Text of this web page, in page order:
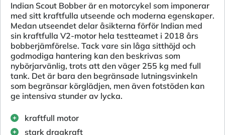
Indian Scout Bobber är en motorcykel som imponerar
med sitt kraftfulla utseende och moderna egenskaper.
Medan utseendet delar åsikterna förför Indian med
sin kraftfulla V2-motor hela testteamet i 2018 års
bobberjämförelse. Tack vare sin låga sitthöjd och
godmodiga hantering kan den beskrivas som
nybörjarvänlig, trots att den väger 255 kg med full
tank. Det är bara den begränsade lutningsvinkeln
som begränsar körglädjen, men även fotstöden kan
ge intensiva stunder av lycka.
kraftfull motor
stark dragkraft